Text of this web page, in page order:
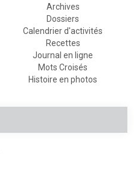
Archives
Dossiers
Calendrier d'activités
Recettes
Journal en ligne
Mots Croisés
Histoire en photos